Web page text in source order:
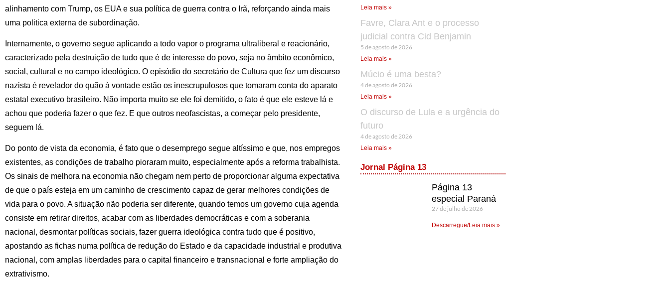
alinhamento com Trump, os EUA e sua política de guerra contra o Irã, reforçando ainda mais
uma politica externa de subordinação.
Internamente, o governo segue aplicando a todo vapor o programa ultraliberal e reacionário,
caracterizado pela destruição de tudo que é de interesse do povo, seja no âmbito econômico,
social, cultural e no campo ideológico. O episódio do secretário de Cultura que fez um discurso
nazista é revelador do quão à vontade estão os inescrupulosos que tomaram conta do aparato
estatal executivo brasileiro. Não importa muito se ele foi demitido, o fato é que ele esteve lá e
achou que poderia fazer o que fez. E que outros neofascistas, a começar pelo presidente,
seguem lá.
Do ponto de vista da economia, é fato que o desemprego segue altíssimo e que, nos empregos
existentes, as condições de trabalho pioraram muito, especialmente após a reforma trabalhista.
Os sinais de melhora na economia não chegam nem perto de proporcionar alguma expectativa
de que o país esteja em um caminho de crescimento capaz de gerar melhores condições de
vida para o povo. A situação não poderia ser diferente, quando temos um governo cuja agenda
consiste em retirar direitos, acabar com as liberdades democráticas e com a soberania
nacional, desmontar políticas sociais, fazer guerra ideológica contra tudo que é positivo,
apostando as fichas numa política de redução do Estado e da capacidade industrial e produtiva
nacional, com amplas liberdades para o capital financeiro e transnacional e forte ampliação do
extrativismo.
Leia mais »
Favre, Clara Ant e o processo
judicial contra Cid Benjamin
5 de agosto de 2026
Leia mais »
Múcio é uma besta?
4 de agosto de 2026
Leia mais »
O discurso de Lula e a urgência do
futuro
4 de agosto de 2026
Leia mais »
Jornal Página 13
Página 13
especial Paraná
27 de julho de 2026
Descarregue/Leia mais »